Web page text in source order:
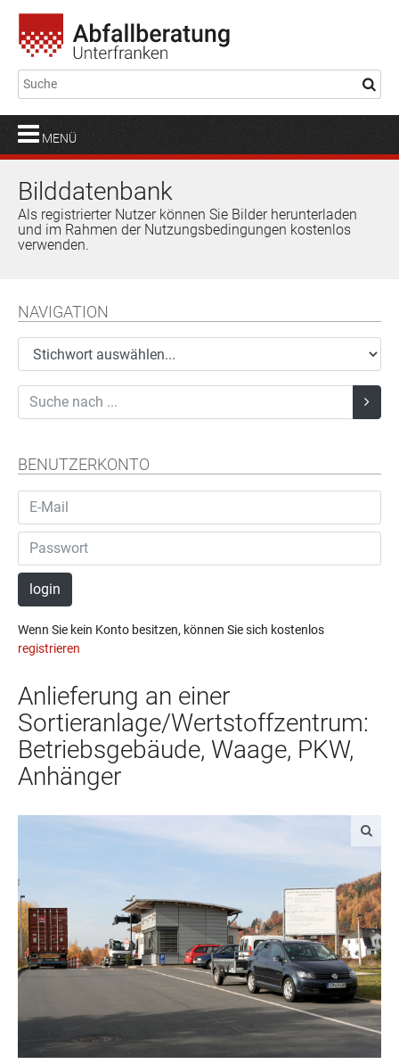
MENÜ
Bilddatenbank
Als registrierter Nutzer können Sie Bilder herunterladen
und im Rahmen der Nutzungsbedingungen kostenlos
verwenden.
NAVIGATION
BENUTZERKONTO
login
Wenn Sie kein Konto besitzen, können Sie sich kostenlos
registrieren
Anlieferung an einer
Sortieranlage/Wertstoffzentrum:
Betriebsgebäude, Waage, PKW,
Anhänger